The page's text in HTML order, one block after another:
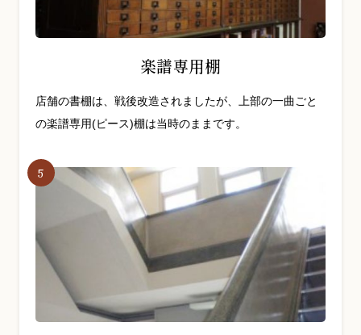
楽譜専用棚
店舗の書棚は、戦後改造されましたが、上部の一曲ごと
の楽譜専用(ピース)棚は当時のままです。